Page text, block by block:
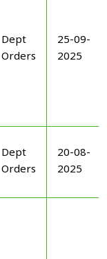
Dept
Orders
25-09-
2025
Dept
Orders
20-08-
2025